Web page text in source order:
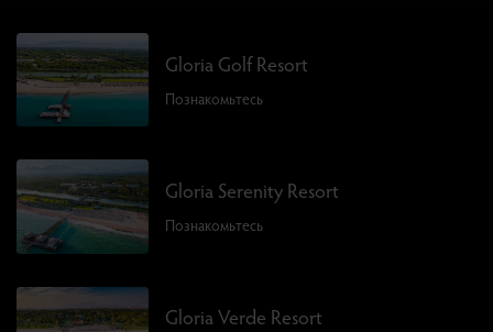
Gloria Golf Resort
Познакомьтесь
Gloria Serenity Resort
Познакомьтесь
Gloria Verde Resort